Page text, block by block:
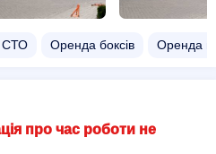
СТО Оренда боксів Оренда
про час роботи не